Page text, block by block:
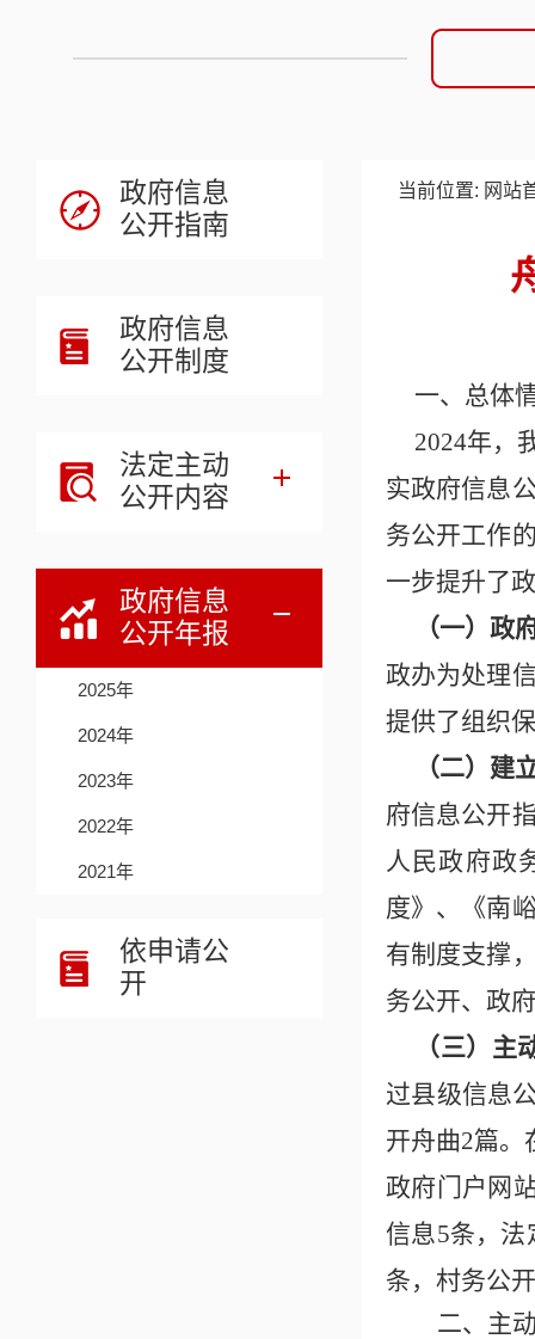
政府信息
公开指南
政府信息
公开制度
法定主动
公开内容
政府信息
公开年报
2025年
2024年
2023年
2022年
2021年
依申请公
开
当前位置: 网站
一、总体
2024年，
实政府信息
务公开工作
一步提升了
（一）政
政办为处理
提供了组织
（二）建
府信息公开
人民政府政
度》、《南
有制度支撑
务公开、政
（三）主
过县级信息
开舟曲2篇。
政府门户网
信息5条，
条，村务公
二、主